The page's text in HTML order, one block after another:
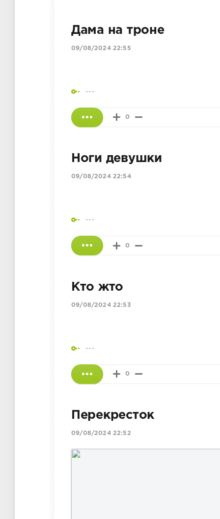
Дама на троне
09/08/2024 22:55
---
0
Ноги девушки
09/08/2024 22:54
---
0
Кто жто
09/08/2024 22:53
---
0
Перекресток
09/08/2024 22:52